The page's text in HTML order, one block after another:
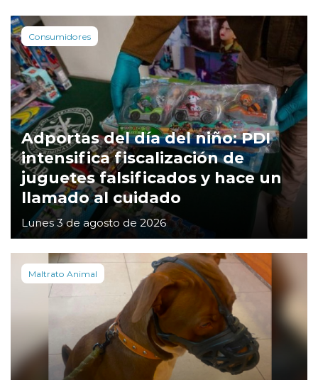
Consumidores
Adportas del día del niño: PDI
intensifica fiscalización de
juguetes falsificados y hace un
llamado al cuidado
Lunes 3 de agosto de 2026
Maltrato Animal